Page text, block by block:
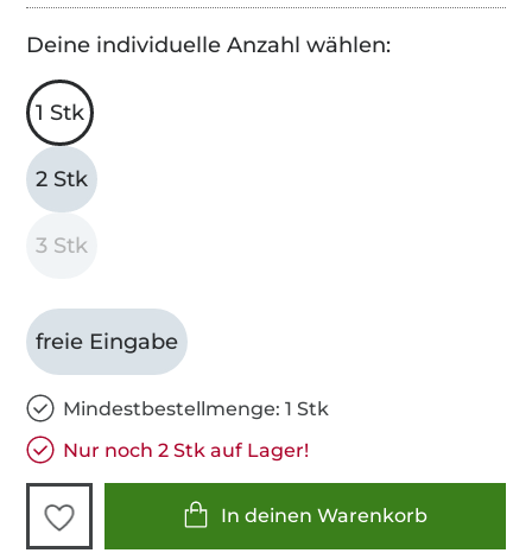
Deine individuelle Anzahl wählen:
1 Stk
2 Stk
3 Stk
freie Eingabe
Mindestbestellmenge: 1 Stk
Nur noch 2 Stk auf Lager!
In deinen Warenkorb